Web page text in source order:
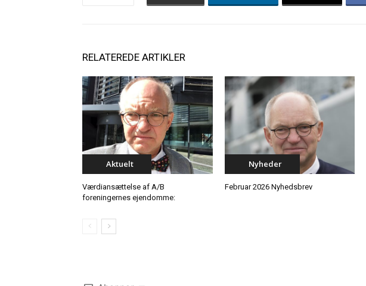
RELATEREDE ARTIKLER
Aktuelt
Værdiansættelse af A/B
foreningernes ejendomme:
Nyheder
Februar 2026 Nyhedsbrev